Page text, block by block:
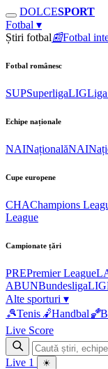
DOLCESPORT
Fotbal ▾
Știri fotbal📰Fotbal
Fotbal românesc
SUPSuperligaLIG
Echipe naționale
NAINaționalăNAI
Cupe europene
CHAChampions
League
Campionate țări
PREPremier League
ABUNBundesligaLIG
Alte sporturi ▾
🎾Tenis 🤾Handbal🏀
Live Score
Live 1 ☀